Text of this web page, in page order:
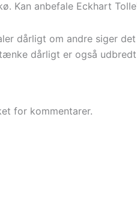
Kan anbefale Eckhart
dårligt om andre siger
dårligt er også
for kommentarer.